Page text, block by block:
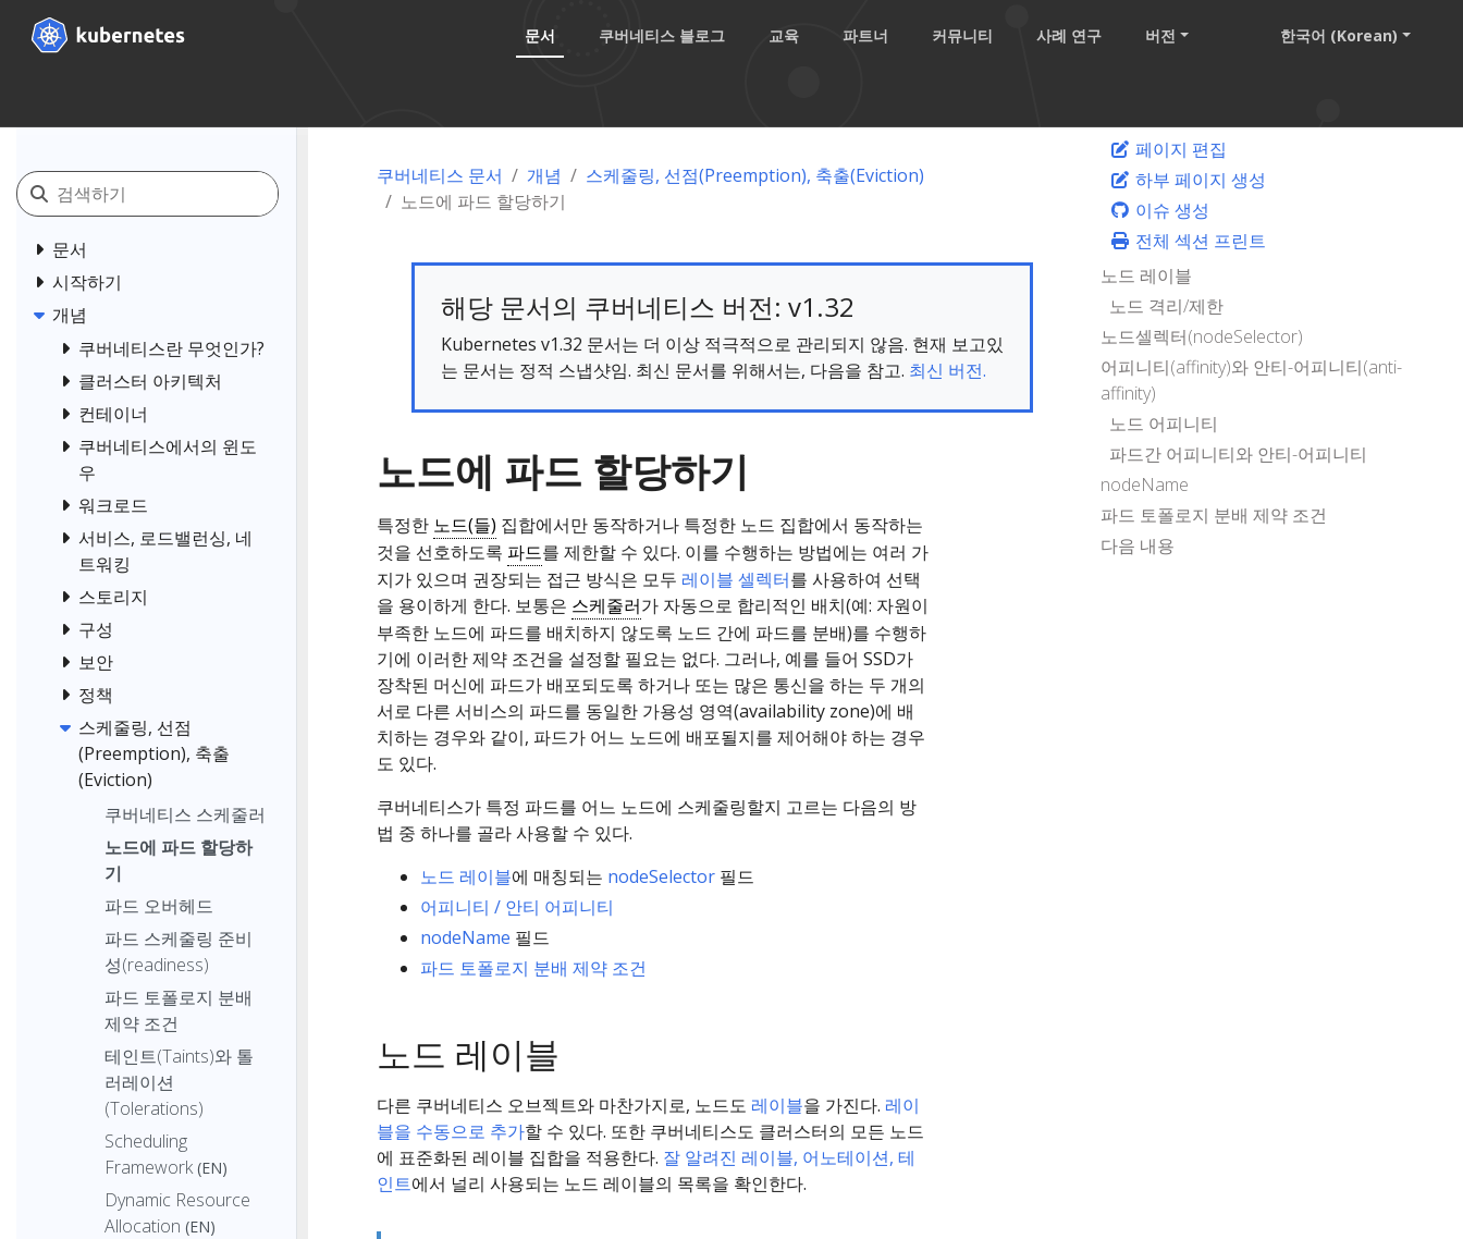
문서 쿠버네티스 블로그 교육 파트너 커뮤니티 사례 연구 버전 한국어 (Korean)
문서
시작하기
개념
쿠버네티스란 무엇인가?
클러스터 아키텍처
컨테이너
쿠버네티스에서의 윈도
우
워크로드
서비스, 로드밸런싱, 네
트워킹
스토리지
구성
보안
정책
스케줄링, 선점
(Preemption), 축출
(Eviction)
쿠버네티스 스케줄러
노드에 파드 할당하
기
파드 오버헤드
파드 스케줄링 준비
성(readiness)
파드 토폴로지 분배
제약 조건
테인트(Taints)와 톨
러레이션
(Tolerations)
Scheduling
Framework (EN)
Dynamic Resource
Allocation (EN)
쿠버네티스 문서 개념
스케줄링, 선점(Preemption), 축출(Eviction)
노드에 파드 할당하기
해당 문서의 쿠버네티스 버전: v1.32
Kubernetes v1.32 문서는 더 이상 적극적으로 관리되지 않음. 현재 보고있
는 문서는 정적 스냅샷임. 최신 문서를 위해서는, 다음을 참고. 최신 버전.
노드에 파드 할당하기
특정한 노드(들) 집합에서만 동작하거나 특정한 노드 집합에서 동작하는
것을 선호하도록 파드를 제한할 수 있다. 이를 수행하는 방법에는 여러 가
지가 있으며 권장되는 접근 방식은 모두 레이블 셀렉터를 사용하여 선택
을 용이하게 한다. 보통은 스케줄러가 자동으로 합리적인 배치(예: 자원이
부족한 노드에 파드를 배치하지 않도록 노드 간에 파드를 분배)를 수행하
기에 이러한 제약 조건을 설정할 필요는 없다. 그러나, 예를 들어 SSD가
장착된 머신에 파드가 배포되도록 하거나 또는 많은 통신을 하는 두 개의
서로 다른 서비스의 파드를 동일한 가용성 영역(availability zone)에 배
치하는 경우와 같이, 파드가 어느 노드에 배포될지를 제어해야 하는 경우
도 있다.
쿠버네티스가 특정 파드를 어느 노드에 스케줄링할지 고르는 다음의 방
법 중 하나를 골라 사용할 수 있다.
노드 레이블에 매칭되는 nodeSelector필드
어피니티 / 안티 어피니티
nodeName 필드
파드 토폴로지 분배 제약 조건
노드 레이블
다른 쿠버네티스 오브젝트와 마찬가지로, 노드도 레이블을 가진다. 레이
블을 수동으로 추가할 수 있다. 또한 쿠버네티스도 클러스터의 모든 노드
에 표준화된 레이블 집합을 적용한다. 잘 알려진 레이블, 어노테이션, 테
인트에서 널리 사용되는 노드 레이블의 목록을 확인한다.
페이지 편집
하부 페이지 생성
이슈 생성
전체 섹션 프린트
노드 레이블
노드 격리/제한
노드셀렉터(nodeSelector)
어피니티(affinity)와 안티-어피니티(anti-
affinity)
노드 어피니티
파드간 어피니티와 안티-어피니티
nodeName
파드 토폴로지 분배 제약 조건
다음 내용